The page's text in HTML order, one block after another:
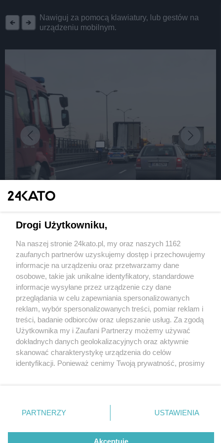
Nawiguj za pomocą klawiatury, lub gestów na
urządzeniu mobilnym.
Katowice. Kolizja niedaleko IKEA. Samochód
korki na S86
4 / 5
Kolizja Katowice s86 3 02
2023 3
Wydawca mediów lokalnych
Nie zapomnij
zapoznać się z:
polityką prywatności regulamin korzystania z portali
Twojemiasto
Piekary Śląskie
Chorzów
Tarnowskie Góry
Gliwice
Skontakuj sięz nami
Kontakt
Wydawca
Redakcja
Drogi Użytkowniku,
Na naszej stronie 24kato.pl, my oraz naszych 1162
zaufanych partnerów uzyskujemy dostęp i przechowujemy
informacje na urządzeniu oraz przetwarzamy dane
osobowe, takie jak unikalne identyfikatory, standardowe
informacje wysyłane przez urządzenie czy dane
przeglądania w celu zapewniania spersonalizowanych
reklam, wybór spersonalizowanych treści, pomiar reklam i
treści, badanie odbiorców oraz ulepszanie usług. Za zgodą
Użytkownika my i Zaufani Partnerzy możemy używać
dokładnych danych geolokalizacyjnych oraz aktywnie
skanować charakterystykę urządzenia do celów
identyfikacji. Ponieważ cenimy Twoją prywatność, prosimy
prywatności znajdujący się w lewym dolnym rogu strony
. Niektóre rodzaje przetwarzania danych nie wymagają
zgody użytkownika, ale masz prawo sprzeciwić się
takiemu przetwarzaniu. Preferencje będą miały
PARTNERZY USTAWIENIA
Akceptuję